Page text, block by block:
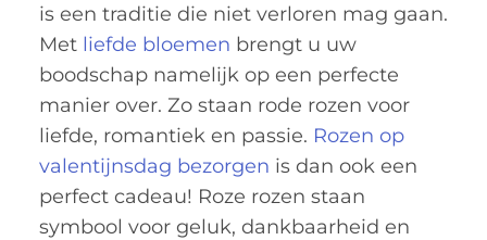
is een traditie die niet verloren mag gaan.
Met liefde bloemen brengt u uw
boodschap namelijk op een perfecte
manier over. Zo staan rode rozen voor
liefde, romantiek en passie. Rozen op
valentijnsdag bezorgen is dan ook een
perfect cadeau! Roze rozen staan
symbool voor geluk, dankbaarheid en